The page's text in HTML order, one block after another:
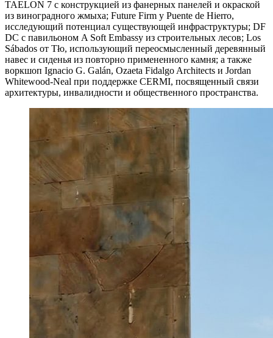
TAELON 7 с конструкцией из фанерных панелей и окраской
из виноградного жмыха; Future Firm у Puente de Hierro,
исследующий потенциал существующей инфраструктуры; DF
DC с павильоном A Soft Embassy из строительных лесов; Los
Sábados от Tło, использующий переосмысленный деревянный
навес и сиденья из повторно примененного камня; а также
воркшоп Ignacio G. Galán, Ozaeta Fidalgo Architects и Jordan
Whitewood-Neal при поддержке CERMI, посвященный связи
архитектуры, инвалидности и общественного пространства.